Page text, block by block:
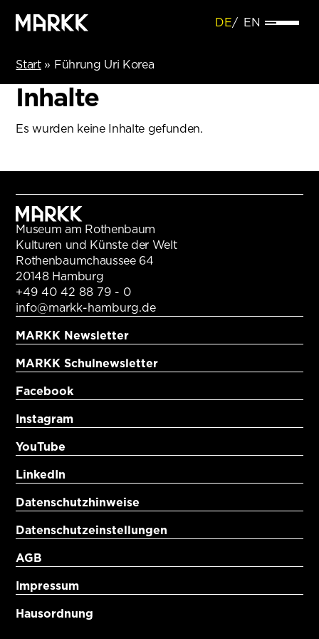
DE EN
Start» Führung Uri Korea
Inhalte
Es wurden keine Inhalte gefunden.
Museum am Rothenbaum
Kulturen und Künste der Welt
Rothenbaumchaussee 64
20148 Hamburg
+49 40 42 88 79 - 0
info@markk-hamburg.de
MARKK Newsletter
MARKK Schulnewsletter
Facebook
Instagram
YouTube
LinkedIn
Datenschutzhinweise
Datenschutzeinstellungen
AGB
Impressum
Hausordnung